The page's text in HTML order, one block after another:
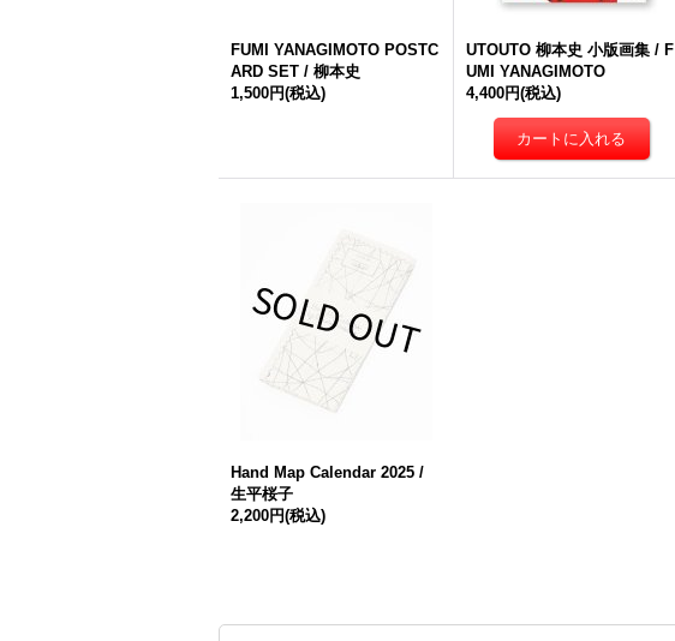
FUMI YANAGIMOTO POSTC
ARD SET / 柳本史
1,500円(税込)
UTOUTO 柳本史 小版画集 / F
UMI YANAGIMOTO
4,400円(税込)
Hand Map Calendar 2025 /
生平桜子
2,200円(税込)